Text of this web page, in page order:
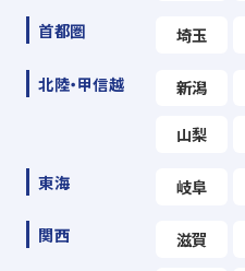
首都圏 埼玉
北陸・甲信越 新潟
山梨
東海 岐阜
関西 滋賀